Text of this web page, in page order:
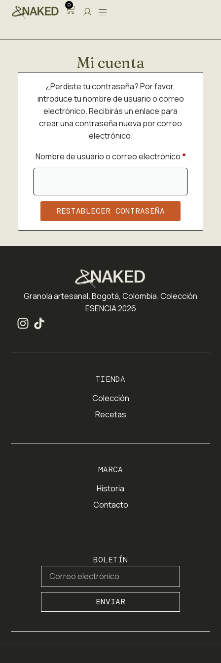
0
Mi cuenta
¿Perdiste tu contraseña? Por favor,
introduce tu nombre de usuario o correo
electrónico. Recibirás un enlace para
crear una contraseña nueva por correo
electrónico.
Nombre de usuario o correo electrónico *
RESTABLECER CONTRASEÑA
Granola artesanal. Bogotá, Colombia. Colección
ESENCIA 2026
TIENDA
Colección
Recetas
MARCA
Historia
Contacto
BOLETÍN
ENVIAR